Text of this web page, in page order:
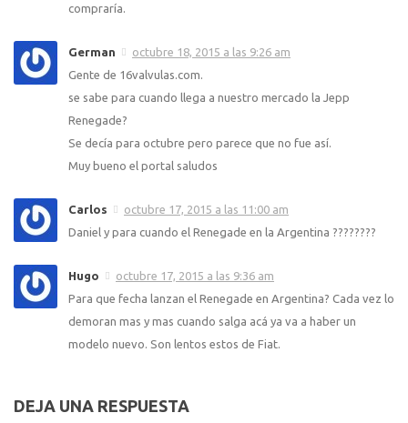
compraría.
German
octubre 18, 2015 a las 9:26 am
Gente de 16valvulas.com.
se sabe para cuando llega a nuestro mercado la Jepp
Renegade?
Se decía para octubre pero parece que no fue así.
Muy bueno el portal saludos
Carlos
octubre 17, 2015 a las 11:00 am
Daniel y para cuando el Renegade en la Argentina ????????
Hugo
octubre 17, 2015 a las 9:36 am
Para que fecha lanzan el Renegade en Argentina? Cada vez lo
demoran mas y mas cuando salga acá ya va a haber un
modelo nuevo. Son lentos estos de Fiat.
DEJA UNA RESPUESTA